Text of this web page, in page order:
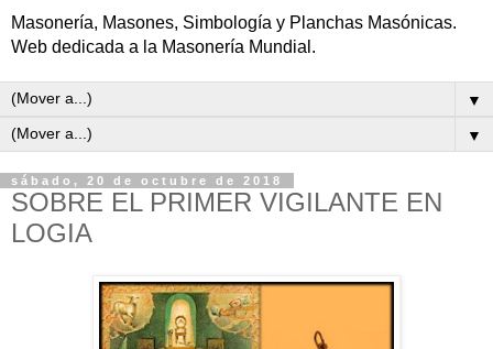
Masonería, Masones, Simbología y Planchas Masónicas.
Web dedicada a la Masonería Mundial.
▼
▼
sábado, 20 de octubre de 2018
SOBRE EL PRIMER VIGILANTE EN
LOGIA